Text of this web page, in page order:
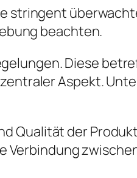
stringent
beachten.
Diese
Aspekt.
Qualität der
Verbindung